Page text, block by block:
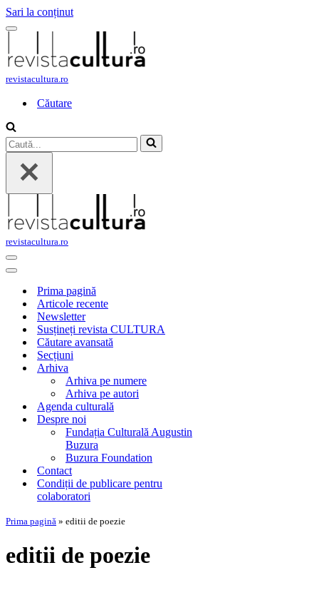
Sari la conținut
Meniu
navigare
revistacultura.ro
Căutare
Caută...
revistacultura.ro
Meniu
de
Meniu
navigarePrima pagină
Articole recente
Newsletter
Susțineți revista CULTURA
Căutare avansată
Secțiuni
Arhiva
Arhiva pe numere
Arhiva pe autori
Agenda culturală
Despre noi
Fundația Culturală Augustin
Buzura
Buzura Foundation
Contact
Condiții de publicare pentru
colaboratori
Prima pagină » editii de poezie
editii de poezie